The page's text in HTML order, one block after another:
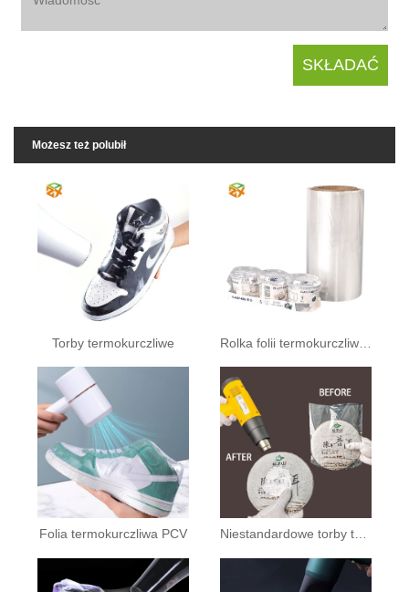
Możesz też polubił
Torby termokurczliwe
Folia termokurczliwa PCV Niestandardowe torby termokurczliwe z PVC/POF